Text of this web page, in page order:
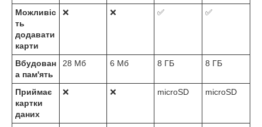
Можливіс
ть
додавати
карти
❌ ❌ ✅ ✅
Вбудован
а пам'ять
28 Мб 6 Мб 8 ГБ 8 ГБ
Приймає
картки
даних
❌ ❌ microSD microSD